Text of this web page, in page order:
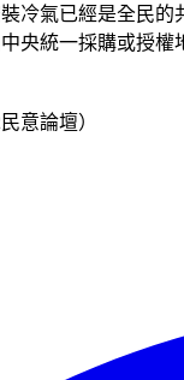
冷氣已經是全民
央統一採購或授
意論壇）